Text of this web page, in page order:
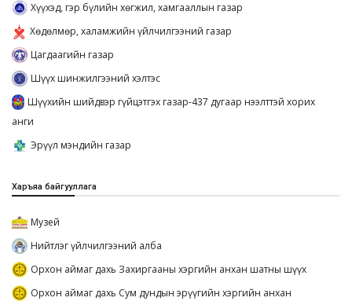
Хүүхэд, гэр бүлийн хөгжил, хамгааллын газар
Хөдөлмөр, халамжийн үйлчилгээний газар
Цагдаагийн газар
Шүүх шинжилгээний хэлтэс
Шүүхийн шийдвэр гүйцэтгэх газар-437 дугаар нээлттэй хорих
анги
Эрүүл мэндийн газар
Харъяа байгууллага
Музей
Нийтлэг үйлчилгээний алба
Орхон аймаг дахь Захиргааны хэргийн анхан шатны шүүх
Орхон аймаг дахь Сум дундын эрүүгийн хэргийн анхан